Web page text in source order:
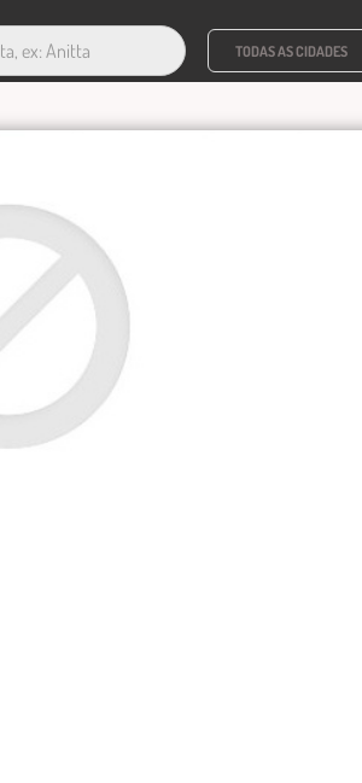
TODAS AS CIDADES